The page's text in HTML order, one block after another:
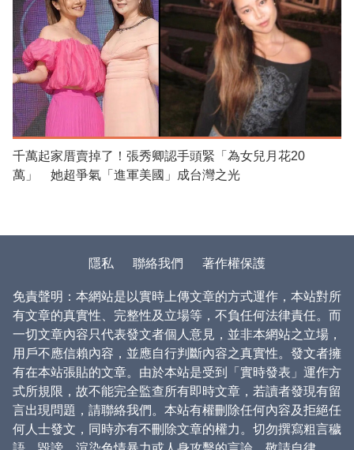
千萬起家厝賣掉了！張秀卿認手頭緊「為女兒月花20
萬」 她超爭氣「進軍美國」成台灣之光
隱私 聯絡我們 著作權保護
免責聲明：本網站是以實時上傳文章的方式運作，本站對所
有文章的真實性、完整性及立場等，不負任何法律責任。而
一切文章內容只代表發文者個人意見，並非本網站之立場，
用戶不應信賴內容，並應自行判斷內容之真實性。發文者擁
有在本站張貼的文章。由於本站是受到「實時發表」運作方
式所規限，故不能完全監查所有即時文章，若讀者發現有留
言出現問題，請聯絡我們。本站有權刪除任何內容及拒絕任
何人士發文，同時亦有不刪除文章的權力。切勿撰寫粗言穢